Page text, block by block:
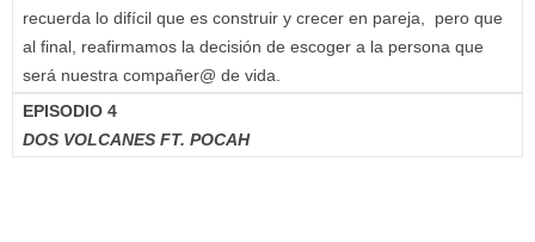
recuerda lo difícil que es construir y crecer en pareja, pero que
al final, reafirmamos la decisión de escoger a la persona que
será nuestra compañer@ de vida.
EPISODIO 4
DOS VOLCANES FT. POCAH